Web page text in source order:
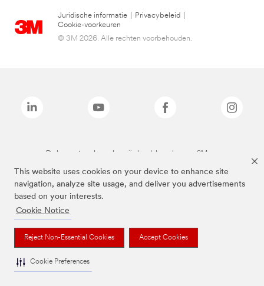
This website uses cookies on your device to enhance site
navigation, analyze site usage, and deliver you advertisements
based on your interests.
Cookie Notice
Reject Non-Essential Cookies Accept Cookies
Cookie Preferences
Juridische informatie Privacybeleid
Cookie-voorkeuren
© 3M 2026. Alle rechten voorbehouden.
De bovenstaande merken zijn handelsmerken van 3M.we